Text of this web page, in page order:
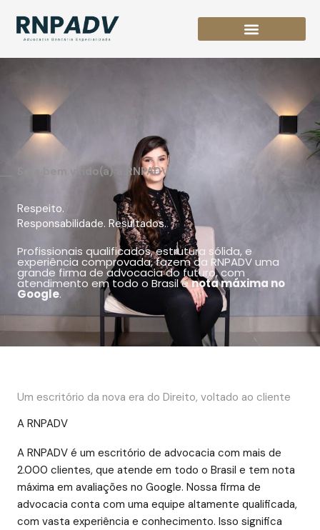
conteúdo
Seja bem vindo(a) à RNPADV
Respeito.
Responsabilidade. Resultados.
Profissionais qualificados, estrutura sólida, e
experiência comprovada, fazem da RNPADV uma
grande firma de advocacia do futuro, com
atendimento em todo o Brasil enota máxima no
Google.
Um escritório da nova era do Direito, voltado ao cliente
A RNPADV
A RNPADV é um escritório de advocacia com mais de
2.000 clientes, que atende em todo o Brasil e tem nota
máxima em avaliações no Google. Nossa firma de
advocacia conta com uma equipe altamente qualificada,
com vasta experiência e conhecimento. Isso significa